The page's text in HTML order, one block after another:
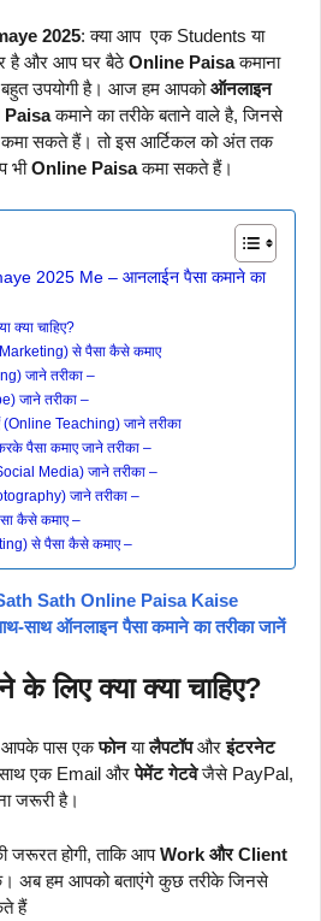
2025: क्या आप एक Students या
है और आप घर बैठे Online Paisaकमाना
उपयोगी है। आज हम आपकोऑनलाइन
Paisaकमाने का तरीके बताने वाले है, जिनसे
सकते हैं। तो इस आर्टिकल को अंत तक
भीOnline Paisaकमा सकते हैं।
2025 Me – आनलाईन पैसा कमाने का
क्या चाहिए?
Marketing) से पैसा कैसे कमाए
जाने तरीका –
जाने तरीका –
Teaching) जाने तरीका
पैसा कमाए जाने तरीका –
Media) जाने तरीका –
जाने तरीका –
कैसे कमाए –
से पैसा कैसे कमाए –
Sath Online Paisa Kaise
साथ ऑनलाइन पैसा कमाने का तरीका जानें
लिए क्या क्या चाहिए?
आपके पास एकफोनयालैपटॉपऔरइंटरनेट
एक Email औरपेमेंट गेटवेजैसे PayPal,
जरूरी है।
जरूरत होगी, ताकि आपWork और Client
अब हम आपको बताएंगे कुछ तरीके जिनसे
हैं